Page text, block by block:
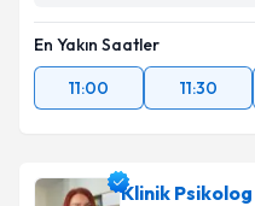
En Yakın Saatler
11:00
11:30
Klinik